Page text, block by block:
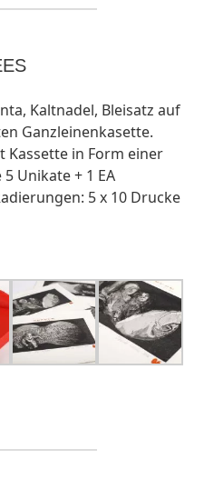
Kaltnadel, Bleisatz auf
Ganzleinenkasette.
in Form einer
Unikate + 1 EA
5 x 10 Drucke